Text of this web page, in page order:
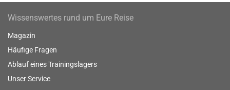
Wissenswertes rund um Eure Reise
Magazin
Häufige Fragen
Ablauf eines Trainingslagers
Unser Service